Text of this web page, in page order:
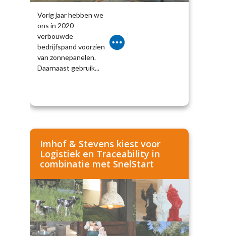
Vorig jaar hebben we
ons in 2020
verbouwde
bedrijfspand voorzien
van zonnepanelen.
Daarnaast gebruik...
Imhof & Stevens kiest voor
Logistiek en Traceability in
combinatie met SnelStart